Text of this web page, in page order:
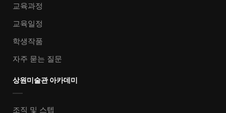
교육과정
교육일정
학생작품
자주 묻는 질문
상원미술관 아카데미
조직 및 스텝